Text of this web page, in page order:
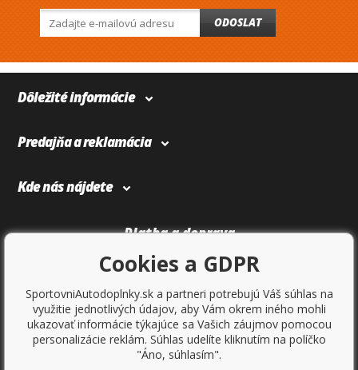
ODOSLAT
Dôležité informácie
Predajňa a reklamácia
Kde nás nájdete
Platba a doprava
Cookies a GDPR
SportovniAutodoplnky.sk a partneri potrebujú Váš súhlas na
využitie jednotlivých údajov, aby Vám okrem iného mohli
ukazovať informácie týkajúce sa Vašich záujmov pomocou
personalizácie reklám. Súhlas udelíte kliknutím na políčko
"Áno, súhlasím".